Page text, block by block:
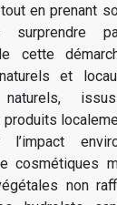
en prenant
surprendre
cette
et
naturels,
l’impact
cosmétiques
non